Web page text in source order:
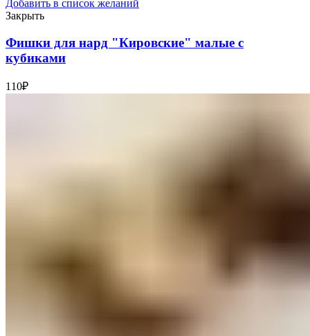
Добавить в список желаний
Закрыть
Фишки для нард "Кировские" малые с
кубиками
110₽